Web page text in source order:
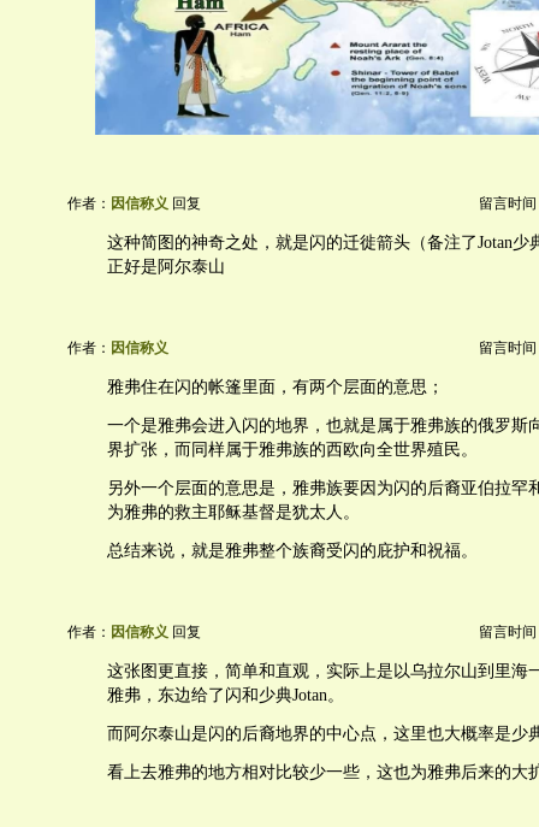
作者： 因信称义 回复 留言时间
这种简图的神奇之处，就是闪的迁徙箭头（备注了Jotan少
正好是阿尔泰山
作者： 因信称义 留言时间
雅弗住在闪的帐篷里面，有两个层面的意思；
一个是雅弗会进入闪的地界，也就是属于雅弗族的俄罗斯
界扩张，而同样属于雅弗族的西欧向全世界殖民。
另外一个层面的意思是，雅弗族要因为闪的后裔亚伯拉罕
为雅弗的救主耶稣基督是犹太人。
总结来说，就是雅弗整个族裔受闪的庇护和祝福。
作者： 因信称义 回复 留言时间
这张图更直接，简单和直观，实际上是以乌拉尔山到里海
雅弗，东边给了闪和少典Jotan。
而阿尔泰山是闪的后裔地界的中心点，这里也大概率是少
看上去雅弗的地方相对比较少一些，这也为雅弗后来的大